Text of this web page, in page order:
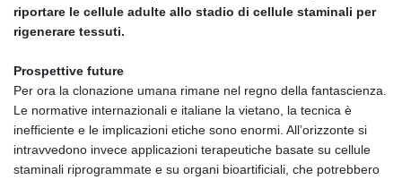
riportare le cellule adulte allo stadio di cellule staminali per
rigenerare tessuti.
Prospettive future
Per ora la clonazione umana rimane nel regno della fantascienza.
Le normative internazionali e italiane la vietano, la tecnica è
inefficiente e le implicazioni etiche sono enormi. All’orizzonte si
intravvedono invece applicazioni terapeutiche basate su cellule
staminali riprogrammate e su organi bioartificiali, che potrebbero